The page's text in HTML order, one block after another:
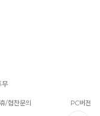
/협찬문의 PC버전